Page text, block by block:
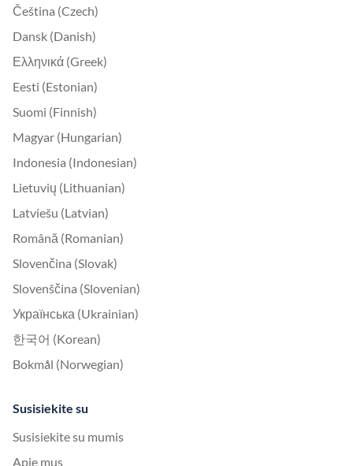
Čeština (Czech)
Dansk (Danish)
Ελληνικά (Greek)
Eesti (Estonian)
Suomi (Finnish)
Magyar (Hungarian)
Indonesia (Indonesian)
Lietuvių (Lithuanian)
Latviešu (Latvian)
Română (Romanian)
Slovenčina (Slovak)
Slovenščina (Slovenian)
Українська (Ukrainian)
한국어 (Korean)
Bokmål (Norwegian)
Susisiekite su
Susisiekite su mumis
Apie mus